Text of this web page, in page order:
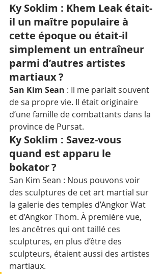
Ky Soklim : Khem Leak était-
il un maître populaire à
cette époque ou était-il
simplement un entraîneur
parmi d’autres artistes
martiaux ?
San Kim Sean : Il me parlait souvent
de sa propre vie. Il était originaire
d’une famille de combattants dans la
province de Pursat.
Ky Soklim : Savez-vous
quand est apparu le
bokator ?
San Kim Sean : Nous pouvons voir
des sculptures de cet art martial sur
la galerie des temples d’Angkor Wat
et d’Angkor Thom. À première vue,
les ancêtres qui ont taillé ces
sculptures, en plus d’être des
sculpteurs, étaient aussi des artistes
martiaux.